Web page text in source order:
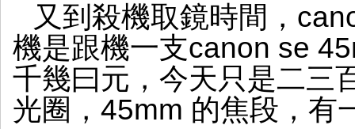
QL17
45mm
f1.7
SE
殺
機
取
又到殺機取鏡時間，
機是跟機一支canon se
千幾曰元，今天只是二三
光圈，45mm 的焦段，有